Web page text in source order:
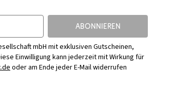
ABONNIEREN
mbH mit exklusiven Gutscheinen,
Einwilligung kann jederzeit mit Wirkung für
oder am Ende jeder E-Mail widerrufen